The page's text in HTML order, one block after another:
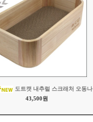
도트캣 내추럴 스크래처 오동나
43,500원